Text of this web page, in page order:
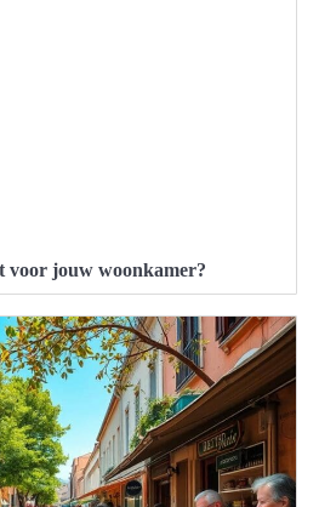
voor jouw woonkamer?